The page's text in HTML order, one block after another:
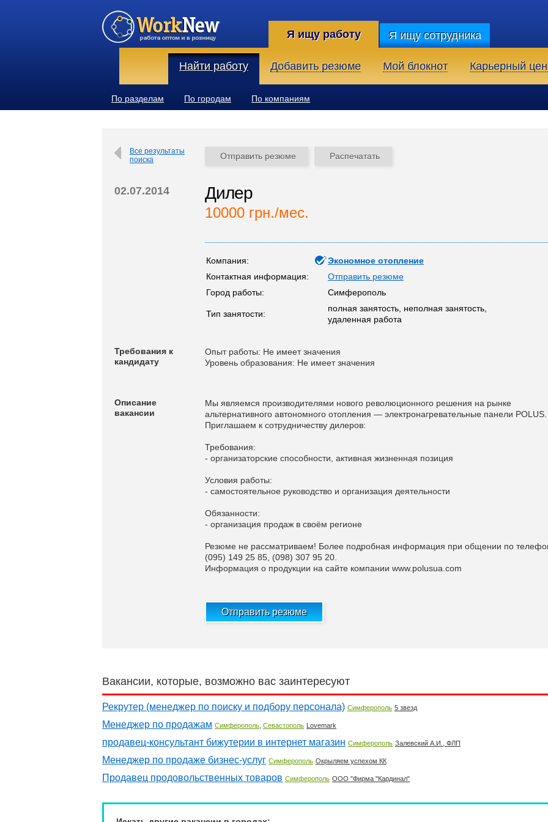
Я ищу работу Я ищу сотрудника
Найти работу Добавить резюме Мой блокнот Карьерный
По разделам По городам По компаниям
Все результаты
поиска
Отправить резюме Распечатать
02.07.2014 Дилер
10000 грн./мес.
Компания:
Экономное отопление
Контактная информация:
Отправить резюме
Город работы:
Симферополь
Тип занятости:
полная занятость, неполная занятость,
удаленная работа
Требования к
кандидату
Опыт работы: Не имеет значения
Уровень образования: Не имеет значения
Описание
вакансии
Мы являемся производителями нового революционного решения на рынке
альтернативного автономного отопления — электронагревательные панели POLUS.
Приглашаем к сотрудничеству дилеров:
Требования:
- организаторские способности, активная жизненная позиция
Условия работы:
- самостоятельное руководство и организация деятельности
Обязанности:
- организация продаж в своём регионе
Резюме не рассматриваем! Более подробная информация при общении по
(095) 149 25 85, (098) 307 95 20.
Информация о продукции на сайте компании www.polusua.com
Отправить резюме
Вакансии, которые, возможно вас заинтересуют
Рекрутер (менеджер по поиску и подбору персонала) Симферополь 5 звезд
Менеджер по продажам Симферополь, Севастополь Lovemark
продавец-консультант бижутерии в интернет магазин Симферополь Залевский А.И., ФЛП
Менеджер по продаже бизнес-услуг Симферополь Окрыляем успехом КК
Продавец продовольственных товаров Симферополь ООО "Фирма "Кардинал"